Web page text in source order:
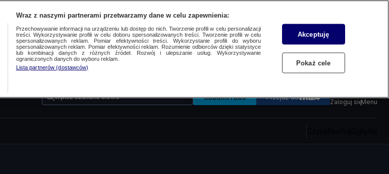
Wpisz szukane słowo SUBSKRYBUJ Przejdź do
Zaloguj sięMenu
Wraz z naszymi partnerami przetwarzamy dane w celu zapewnienia:
Przechowywanie informacji na urządzeniu lub dostęp do nich. Tworzenie profili w celu personalizacji
treści. Wykorzystywanie profili w celu doboru spersonalizowanych treści. Tworzenie profili w celu
spersonalizowanych reklam. Pomiar efektywności treści. Wykorzystanie profili do wyboru
spersonalizowanych reklam. Pomiar efektywności reklam. Rozumienie odbiorców dzięki statystyce
lub kombinacji danych z różnych źródeł. Rozwój i ulepszanie usług. Wykorzystywanie
ograniczonych danych do wyboru reklam.
Lista partnerów (dostawców)
Akceptuję
Pokaż cele